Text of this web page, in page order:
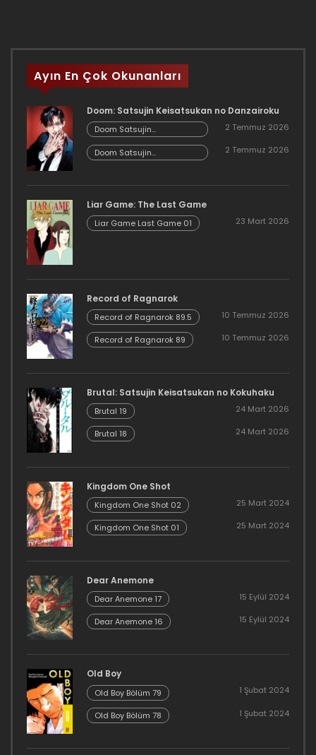
Ayın En Çok Okunanları
Doom: Satsujin Keisatsukan no Danzairoku
Doom Satsujin
Keisatsukan no
Danzairoku 06.02
2 Temmuz 2026
Doom Satsujin
Keisatsukan no
2 Temmuz 2026
Liar Game: The Last Game
Liar Game Last Game 01 23 Mart 2026
Record of Ragnarok
Record of Ragnarok 89.5 10 Temmuz 2026
Record of Ragnarok 89 10 Temmuz 2026
Brutal: Satsujin Keisatsukan no Kokuhaku
Brutal 19 24 Mart 2026
Brutal 18 24 Mart 2026
Kingdom One Shot
Kingdom One Shot 02 25 Mart 2024
Kingdom One Shot 01 25 Mart 2024
Dear Anemone
Dear Anemone 17 15 Eylül 2024
Dear Anemone 16 15 Eylül 2024
Old Boy
Old Boy Bölüm 79 1 Şubat 2024
Old Boy Bölüm 78 1 Şubat 2024